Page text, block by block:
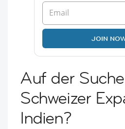
JOIN
Auf der
Schweizer
Indien?